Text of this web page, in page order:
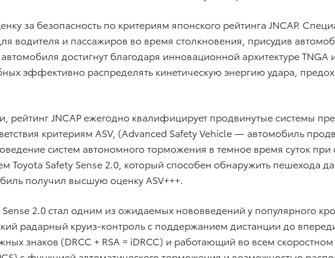
за безопасность по критериям японского рейтинга JNCAP.
водителя и пассажиров во время столкновения, присудив
достигнут благодаря инновационной архитектуре
эффективно распределять кинетическую энергию удара,
рейтинг JNCAP ежегодно квалифицирует продвинутые системы
критериям ASV, (Advanced Safety Vehicle — автомобиль
систем автономного торможения в темное время суток
Toyota Safety Sense 2.0, который способен обнаружить пешехода
получил высшую оценку ASV+++.
2.0 стал одним из ожидаемых нововведений у популярного
радарный круиз-контроль с поддержанием дистанции до
знаков (DRCC + RSA = iDRCC) и работающий во всем